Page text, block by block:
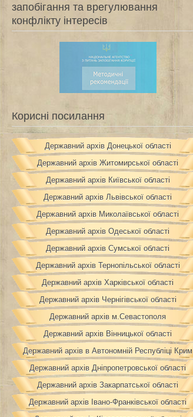
запобігання та врегулювання
конфлікту інтересів
Корисні посилання
Державний архів Донецької області
Державний архів Житомирської області
Державний архів Київської області
Державний архів Львівської області
Державний архів Миколаївської області
Державний архів Одеської області
Державний архів Сумської області
Державний архів Тернопільської області
Державний архів Харківської області
Державний архів Чернігівської області
Державний архів м.Севастополя
Державний архів Вінницької області
Державний архів в Автономній Республіці Крим
Державний архів Дніпропетровської області
Державний архів Закарпатської області
Державний архів Івано-Франківської області